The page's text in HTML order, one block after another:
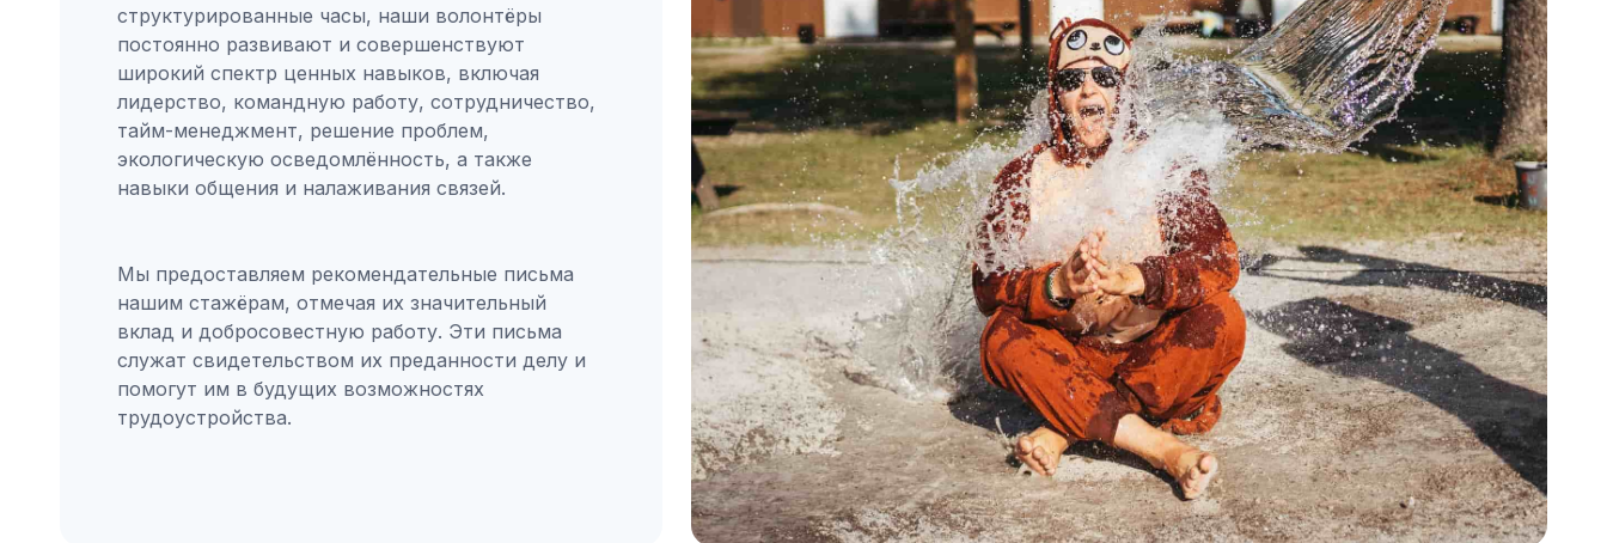
структурированные часы, наши волонтёры
постоянно развивают и совершенствуют
широкий спектр ценных навыков, включая
лидерство, командную работу, сотрудничество,
тайм-менеджмент, решение проблем,
экологическую осведомлённость, а также
навыки общения и налаживания связей.
Мы предоставляем рекомендательные письма
нашим стажёрам, отмечая их значительный
вклад и добросовестную работу. Эти письма
служат свидетельством их преданности делу и
помогут им в будущих возможностях
трудоустройства.